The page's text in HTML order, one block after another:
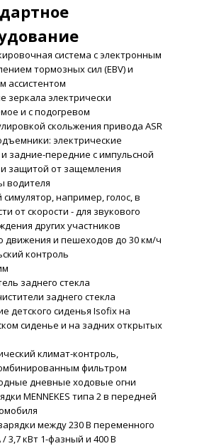
система с электронным
тормозных сил (EBV) и
ассистентом
зеркала электрически
и с подогревом
скольжения привода ASR
электрические
задние-передние с импульсной
защитой от защемления
водителя
например, голос, в
от скорости - для звукового
других участников
движения и пешеходов до 30 км/ч
контроль
заднего стекла
заднего стекла
детского сиденья Isofix на
сиденье и на задних открытых
климат-контроль,
фильтром
дневные ходовые огни
MENNEKES типа 2 в передней
между 230 В переменного
/ 3,7 кВт 1-фазный и 400 В